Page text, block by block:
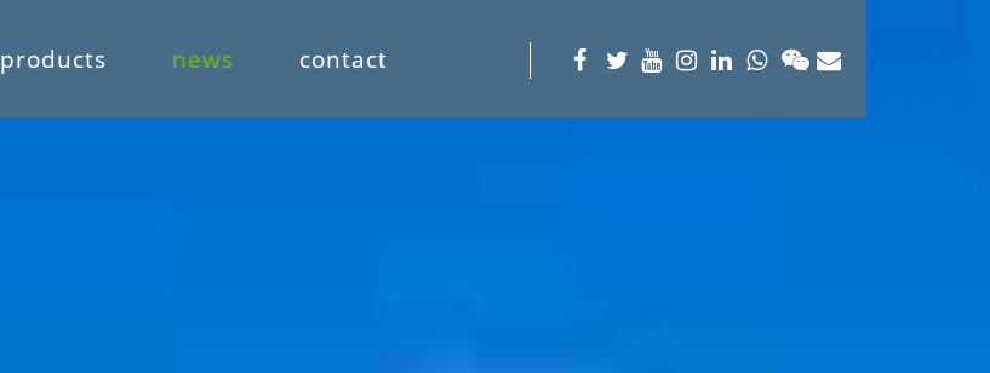
products news contact